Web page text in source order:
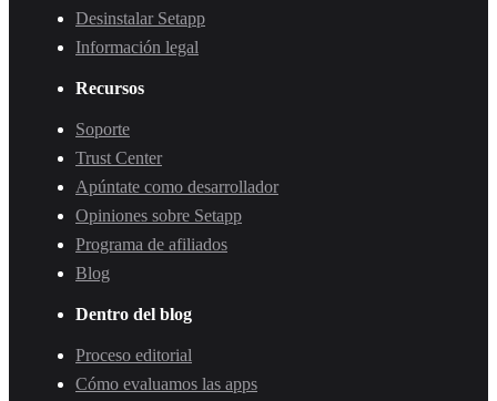
Desinstalar Setapp
Información legal
Recursos
Soporte
Trust Center
Apúntate como desarrollador
Opiniones sobre Setapp
Programa de afiliados
Blog
Dentro del blog
Proceso editorial
Cómo evaluamos las apps